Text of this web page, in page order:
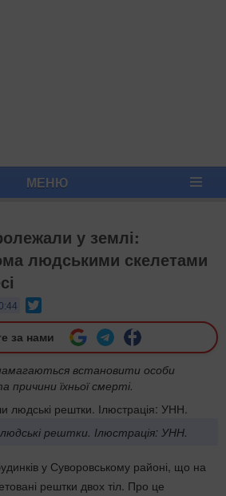
МЕНЮ
у землі:
людськими скелетами
за нами
встановити особи
їхньої смерті.
рештки. Ілюстрація: УНН.
у Суворовському районі, що на
рештки двох тіл. Про це